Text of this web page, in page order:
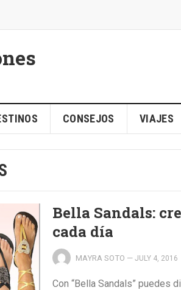
CONSEJOS VIAJES
Bella Sandals:
cada día
MAYRA SOTO — JULY 4, 2016
Con “Bella Sandals” puedes